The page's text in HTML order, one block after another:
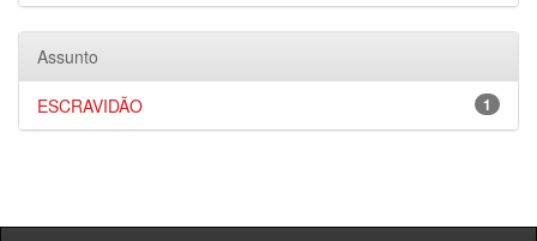
Assunto
1
ESCRAVIDÃO